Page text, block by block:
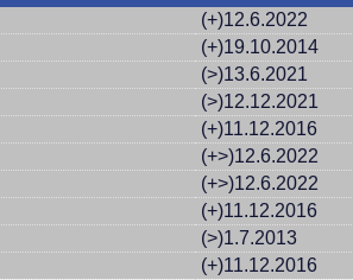
(+)12.6.2022
(+)19.10.2014
(>)13.6.2021
(>)12.12.2021
(+)11.12.2016
(+>)12.6.2022
(+>)12.6.2022
(+)11.12.2016
(>)1.7.2013
(+)11.12.2016